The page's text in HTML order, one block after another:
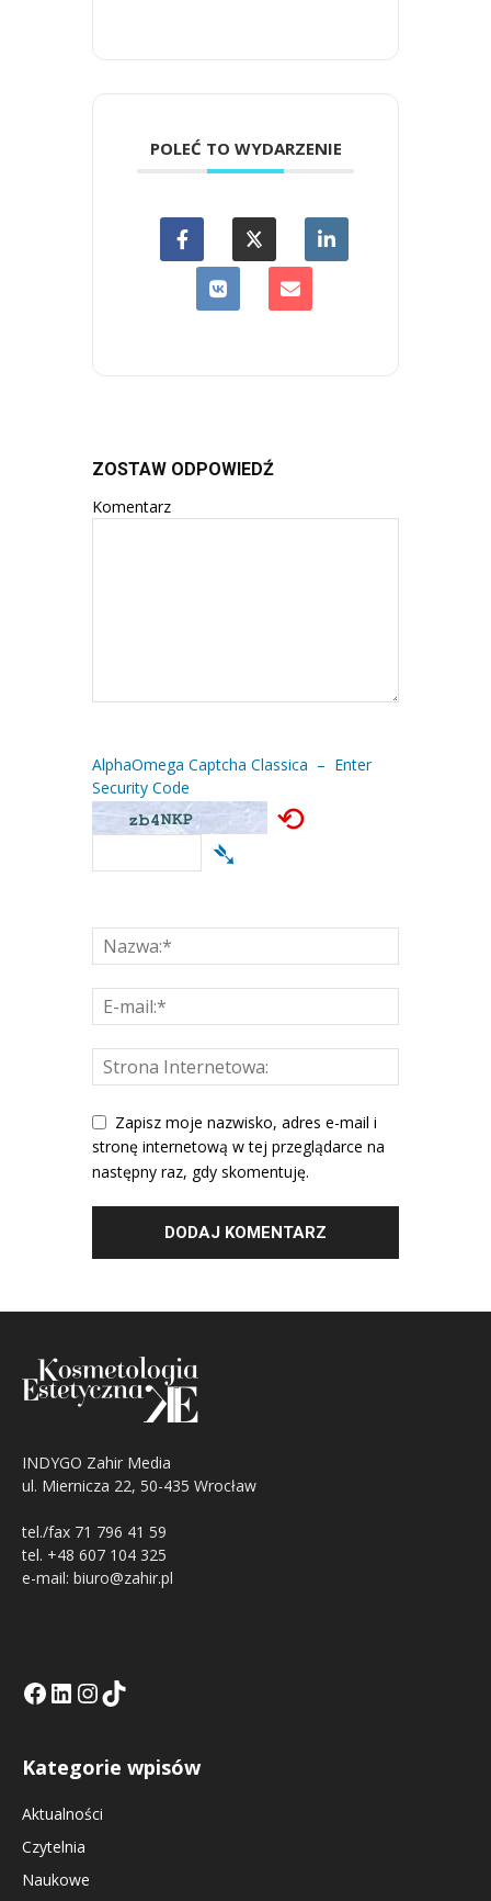
POLEĆ TO WYDARZENIE
ZOSTAW ODPOWIEDŹ
Komentarz
AlphaOmega Captcha Classica – Enter
Security Code
⟲
➴
Zapisz moje nazwisko, adres e-mail i
stronę internetową w tej przeglądarce na
następny raz, gdy skomentuję.
INDYGO Zahir Media
ul. Miernicza 22, 50-435 Wrocław
tel./fax 71 796 41 59
tel. +48 607 104 325
e-mail: biuro@zahir.pl
Facebook
LinkedIn
Tik Tok KEInstagramm KE
Kategorie wpisów
Aktualności
Czytelnia
Naukowe